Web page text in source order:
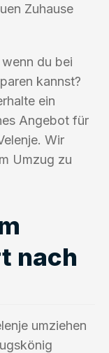
Zuhause
du bei
kannst?
ein
Angebot für
Wir
Umzug zu
nach
umziehen